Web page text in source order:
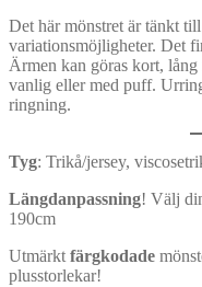
Det här mönstret är tänkt
variationsmöjligheter. Det
Ärmen kan göras kort,
vanlig eller med puff.
ringning.
Tyg: Trikå/jersey,
Längdanpassning! Välj
190cm
Utmärkt färgkodade
plusstorlekar!